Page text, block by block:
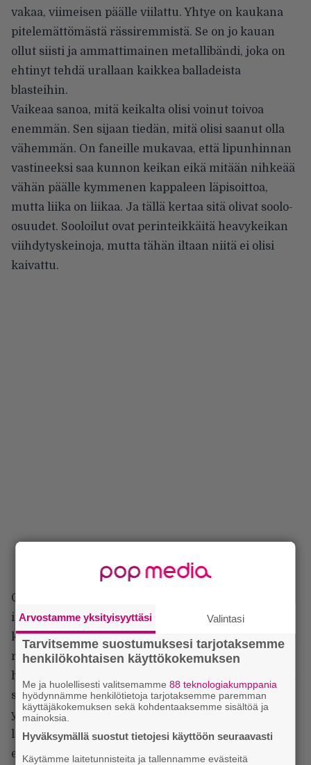
vakaa, viimeisen päälle viilattu. Yhtye on kaukana
pitelemättömästä rässiremmistä. Se on jo kauan
ollut siisti ja ammattimainen metallibändi, joka on
ehtinyt tehdä urallaan kaikkea balladeista
blasteihin.
Vaikeaa sanoa, mitä keikalta olisi voinut toivoa
enemmän. Sen sijaan tiedän, mitä olisi saanut olla
vähemmän. On faneille mukavaa, että lipunhinnan
vastineeksi saa kunnon keikan eikä mitään nihkeää
vähän päälle kymmenen kappaleen läpisoittoa,
mutta liika on liikaa. Ja tällä kertaa sitä olivat soolo-
osuudet. Sooloilut ovat perinteikkäitä heavykeikan
viihdytyskeinoja, mutta tähän iltaan niitä ei olisi
kaivattu.
On teoriassa kivaa katsella ja kuunnella kun
instrumenttinsa taitaja näyttää osaamistaan, mutta
kaksi kitarasooloa ja siihen vielä basso- ja
rumpuvastaavat päälle, niin ihmeesti alkoi
haukotuttaa. Rannekelloakin olisin vilkuillut, mikäli
sellainen olisi ollut. Ilta sai roimasti lisää mittaa
yksilösuoritusten takia. Säälin heitä, jotka joutuivat
lähtemään velvoitteiden tahi muiden syiden takia
ennen keikan loppua. Setti olisi ollut huomattavasti
Arvostamme yksityisyyttäsi Valintasi
Tarvitsemme suostumuksesi tarjotaksemme
henkilökohtaisen käyttökokemuksen
Me ja huolellisesti valitsemamme88 teknologiakumppania
hyödynnämme henkilötietoja tarjotaksemme paremman
käyttäjäkokemuksen sekä kohdentaaksemme sisältöä ja
mainoksia.
Hyväksymällä suostut tietojesi käyttöön seuraavasti
Käytämme laitetunnisteita ja tallennamme evästeitä